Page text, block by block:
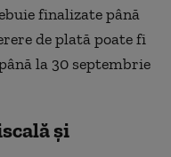
finalizate până
de plată poate fi
la 30 septembrie
și